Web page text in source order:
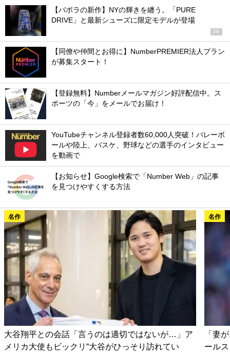
【バボラの新作】NYの輝きを纏う。「PURE
DRIVE」と最新シューズに限定モデルが登場
PR
【同僚や仲間とお得に】NumberPREMIER法人プラン
が募集スタート！
【登録無料】Numberメールマガジン好評配信中。ス
ポーツの「今」をメールでお届け！
YouTubeチャンネル登録者数60,000人突破！バレーボ
ールや陸上、バスケ、野球などの選手のインタビュー
を動画で
【お知らせ】Google検索で「Number Web」の記事
を見つけやすくする方法
名作
大谷翔平との会話「言うのは適切ではないが…」ア
メリカ大使もビックリ“大谷がひっそり訪れてい
名作
「妻
ール